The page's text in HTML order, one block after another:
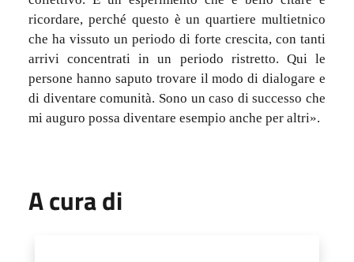
ricordare, perché questo è un quartiere multietnico
che ha vissuto un periodo di forte crescita, con tanti
arrivi concentrati in un periodo ristretto. Qui le
persone hanno saputo trovare il modo di dialogare e
di diventare comunità. Sono un caso di successo che
mi auguro possa diventare esempio anche per altri».
A cura di